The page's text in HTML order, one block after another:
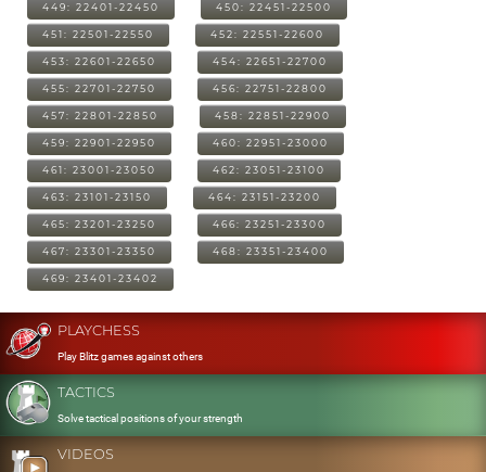
449: 22401-22450 450: 22451-22500
451: 22501-22550 452: 22551-22600
453: 22601-22650 454: 22651-22700
455: 22701-22750 456: 22751-22800
457: 22801-22850 458: 22851-22900
459: 22901-22950 460: 22951-23000
461: 23001-23050 462: 23051-23100
463: 23101-23150 464: 23151-23200
465: 23201-23250 466: 23251-23300
467: 23301-23350 468: 23351-23400
469: 23401-23402
PLAYCHESS
Play Blitz games against others
TACTICS
Solve tactical positions of your strength
VIDEOS